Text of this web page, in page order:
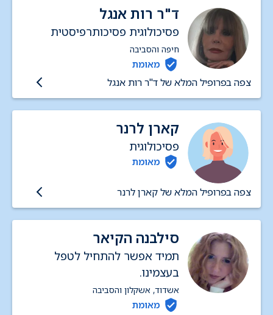
ד"ר רות אנגל
פסיכולוגית פסיכותרפיסטית
חיפה והסביבה
מאומת
צפה בפרופיל המלא של ד"ר רות אנגל
קארן לרנר
פסיכולוגית
מאומת
צפה בפרופיל המלא של קארן לרנר
סילבנה הקיאר
תמיד אפשר להתחיל לטפל
בעצמינו.
אשדוד, אשקלון והסביבה
מאומת